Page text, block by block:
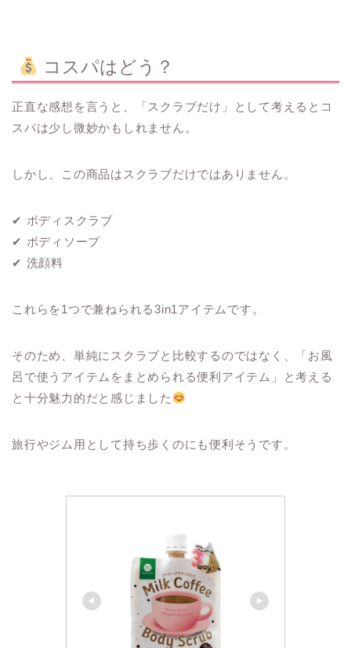
コスパはどう？
正直な感想を言うと、「スクラブだけ」として考えるとコ
スパは少し微妙かもしれません。
しかし、この商品はスクラブだけではありません。
✔ ボディスクラブ
✔ ボディソープ
✔ 洗顔料
これらを1つで兼ねられる3in1アイテムです。
そのため、単純にスクラブと比較するのではなく、「お風
呂で使うアイテムをまとめられる便利アイテム」と考える
と十分魅力的だと感じました
旅行やジム用として持ち歩くのにも便利そうです。